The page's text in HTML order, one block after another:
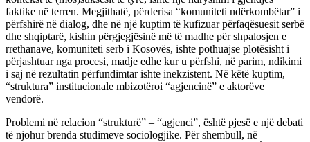
faktike në terren. Megjithatë, përderisa “komuniteti ndërkombëtar” i
përfshirë në dialog, dhe në një kuptim të kufizuar përfaqësuesit serbë
dhe shqiptarë, kishin përgjegjësinë më të madhe për shpalosjen e
rrethanave, komuniteti serb i Kosovës, ishte pothuajse plotësisht i
përjashtuar nga procesi, madje edhe kur u përfshi, në parim, ndikimi
i saj në rezultatin përfundimtar ishte inekzistent. Në këtë kuptim,
“struktura” institucionale mbizotëroi “agjencinë” e aktorëve
vendorë.
Problemi në relacion “strukturë” – “agjenci”, është pjesë e një debati
të njohur brenda studimeve sociologjike. Për shembull, në